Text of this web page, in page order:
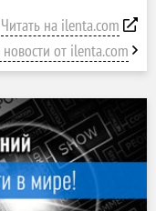
Читать на ilenta.com
новости от ilenta.com